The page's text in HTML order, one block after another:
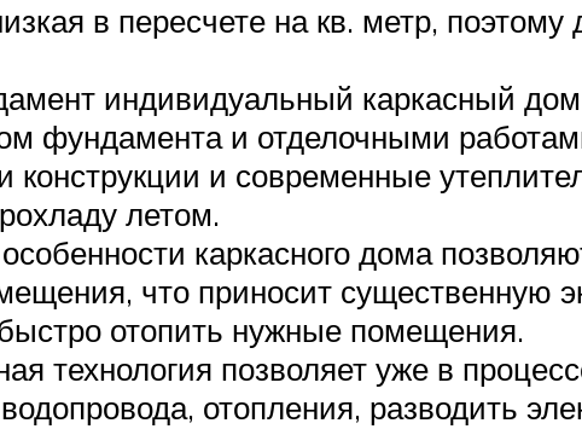
в пересчете на кв. метр, поэтому
индивидуальный каркасный
фундамента и отделочными
конструкции и современные
летом.
каркасного дома
что приносит существенную
отопить нужные помещения.
технология позволяет уже в
отопления, разводить